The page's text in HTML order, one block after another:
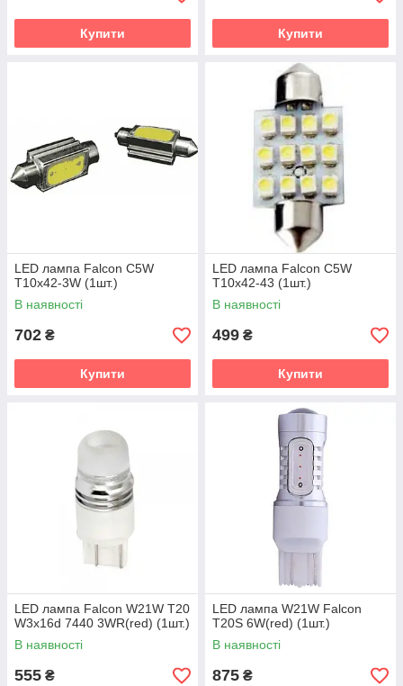
Купити Купити
LED лампа Falcon C5W
T10x42-3W (1шт.)
В наявності
702 ₴
Купити
LED лампа Falcon C5W
T10x42-43 (1шт.)
В наявності
499 ₴
Купити
LED лампа Falcon W21W T20
W3x16d 7440 3WR(red) (1шт.)
В наявності
555 ₴
LED лампа W21W Falcon
T20S 6W(red) (1шт.)
В наявності
875 ₴